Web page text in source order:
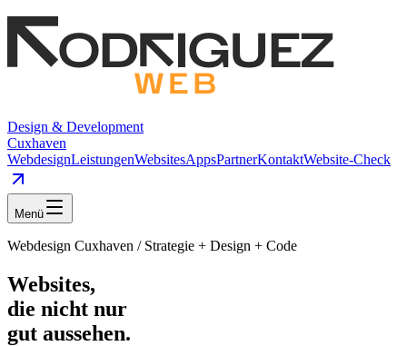
Design & Development
Cuxhaven
WebdesignLeistungenWebsitesAppsPartnerKontaktWebsite-Check
Menü
Webdesign Cuxhaven / Strategie + Design + Code
Websites,
die nicht nur
gut aussehen.